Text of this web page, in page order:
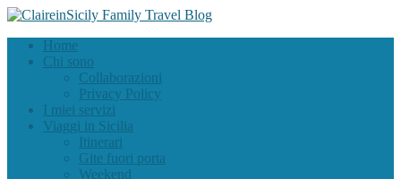
Home
Chi sono
Collaborazioni
Privacy Policy
I miei servizi
Viaggi in Sicilia
Itinerari
Gite fuori porta
Weekend